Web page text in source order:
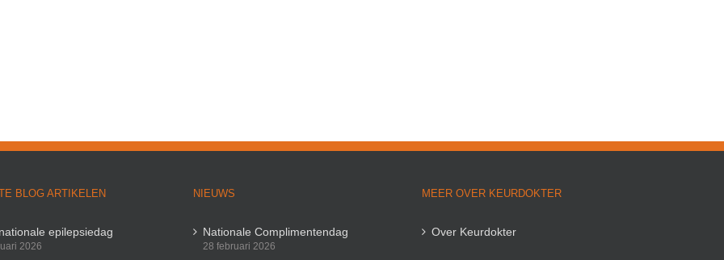
BLOG ARTIKELEN
epilepsiedag
2026
NIEUWS
Nationale Complimentendag
28 februari 2026
MEER OVER KEURDOKTER
Over Keurdokter